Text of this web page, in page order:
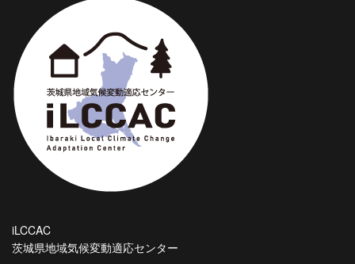
iLCCAC
茨城県地域気候変動適応センター